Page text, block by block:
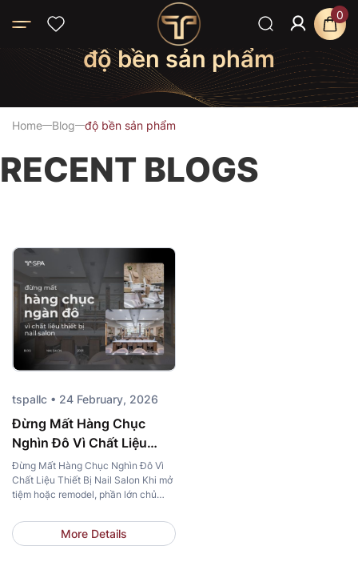
0
độ bền sản phẩm
Home Blog độ bền sản phẩm
RECENT BLOGS
tspallc • 24 February, 2026
Đừng Mất Hàng Chục
Nghìn Đô Vì Chất Liệu
Thiết Bị Nail Salon
Đừng Mất Hàng Chục Nghìn Đô Vì
Chất Liệu Thiết Bị Nail Salon Khi mở
tiệm hoặc remodel, phần lớn chủ
màu sắc. Nhưng rất ít người đặt câu
hỏi về chất liệu thiết bị nail salon.
More Details